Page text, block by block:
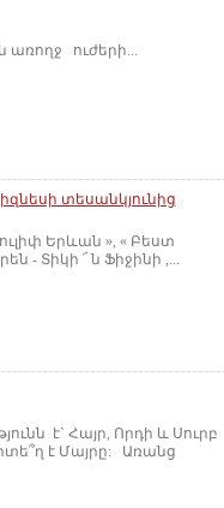
ուժերի...
տեսանկյունից
Երևան », « Բեստ
- Տիկի ՜ ն Ֆիջինի ,...
է` Հայր, Որդի և Սուրբ
է Մայրը: Առանց